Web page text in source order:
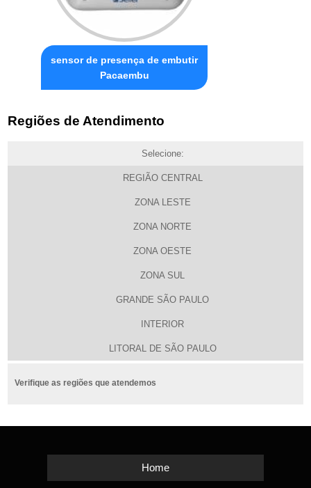
sensor de presença de embutir
Pacaembu
Regiões de Atendimento
Selecione:
REGIÃO CENTRAL
ZONA LESTE
ZONA NORTE
ZONA OESTE
ZONA SUL
GRANDE SÃO PAULO
INTERIOR
LITORAL DE SÃO PAULO
Verifique as regiões que atendemos
Home